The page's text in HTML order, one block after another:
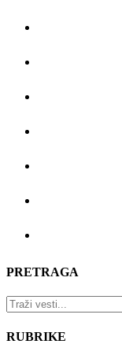
PRETRAGA
RUBRIKE